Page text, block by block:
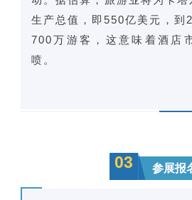
生产总值，即550亿美元，到
700万游客，这意味着酒店
喷。
03 参展报